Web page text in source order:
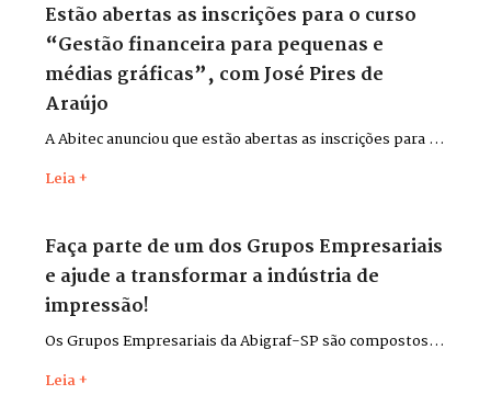
Estão abertas as inscrições para o curso
“Gestão financeira para pequenas e
médias gráficas”, com José Pires de
Araújo
A Abitec anunciou que estão abertas as inscrições para o
gráficas”, com o consultor José Pires de Araújo.
Leia +
Faça parte de um dos Grupos Empresariais
e ajude a transformar a indústria de
impressão!
Os Grupos Empresariais da Abigraf-SP são compostos
apresentar soluções, trocar experiências e contribuir,
Leia +